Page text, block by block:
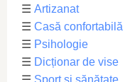
☰ Artizanat
☰ Casă confortabilă
☰ Psihologie
☰ Dicționar de vise